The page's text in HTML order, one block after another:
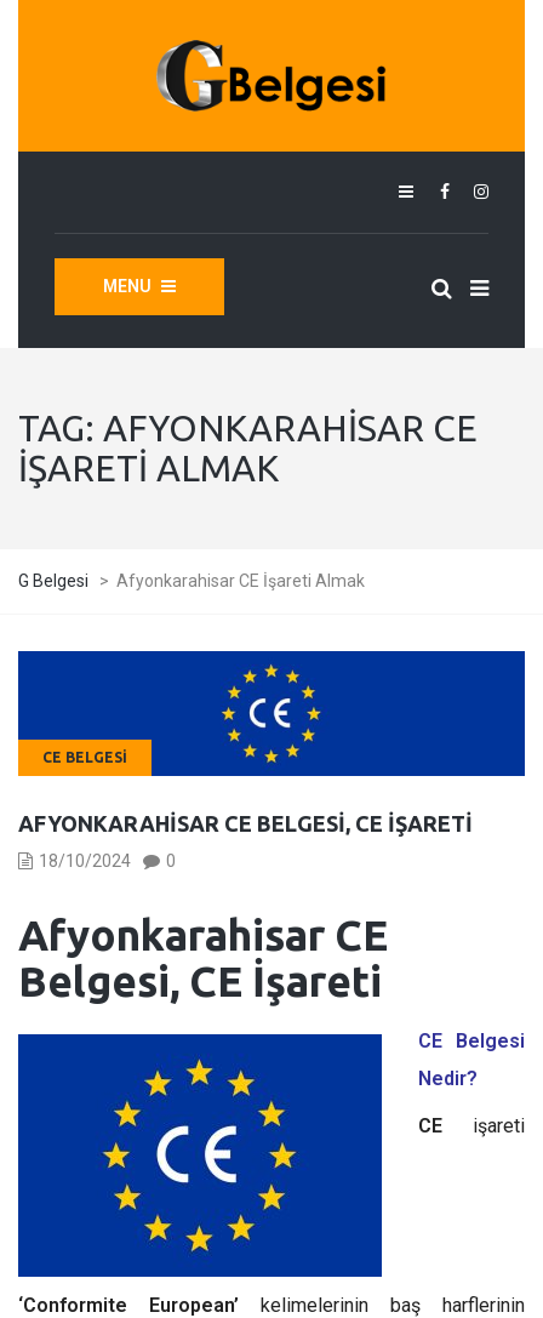
MENU
TAG: AFYONKARAHISAR CE
İŞARETI ALMAK
G Belgesi > Afyonkarahisar CE İşareti Almak
CE BELGESI
AFYONKARAHISAR CE BELGESI, CE İŞARETI
18/10/2024 0
Afyonkarahisar CE
Belgesi, CE İşareti
CE Belgesi
Nedir?
CE işareti
‘Conformite European’ kelimelerinin baş harflerinin